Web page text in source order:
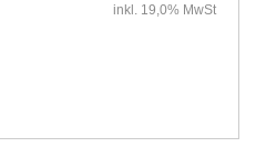
inkl. 19,0% MwSt